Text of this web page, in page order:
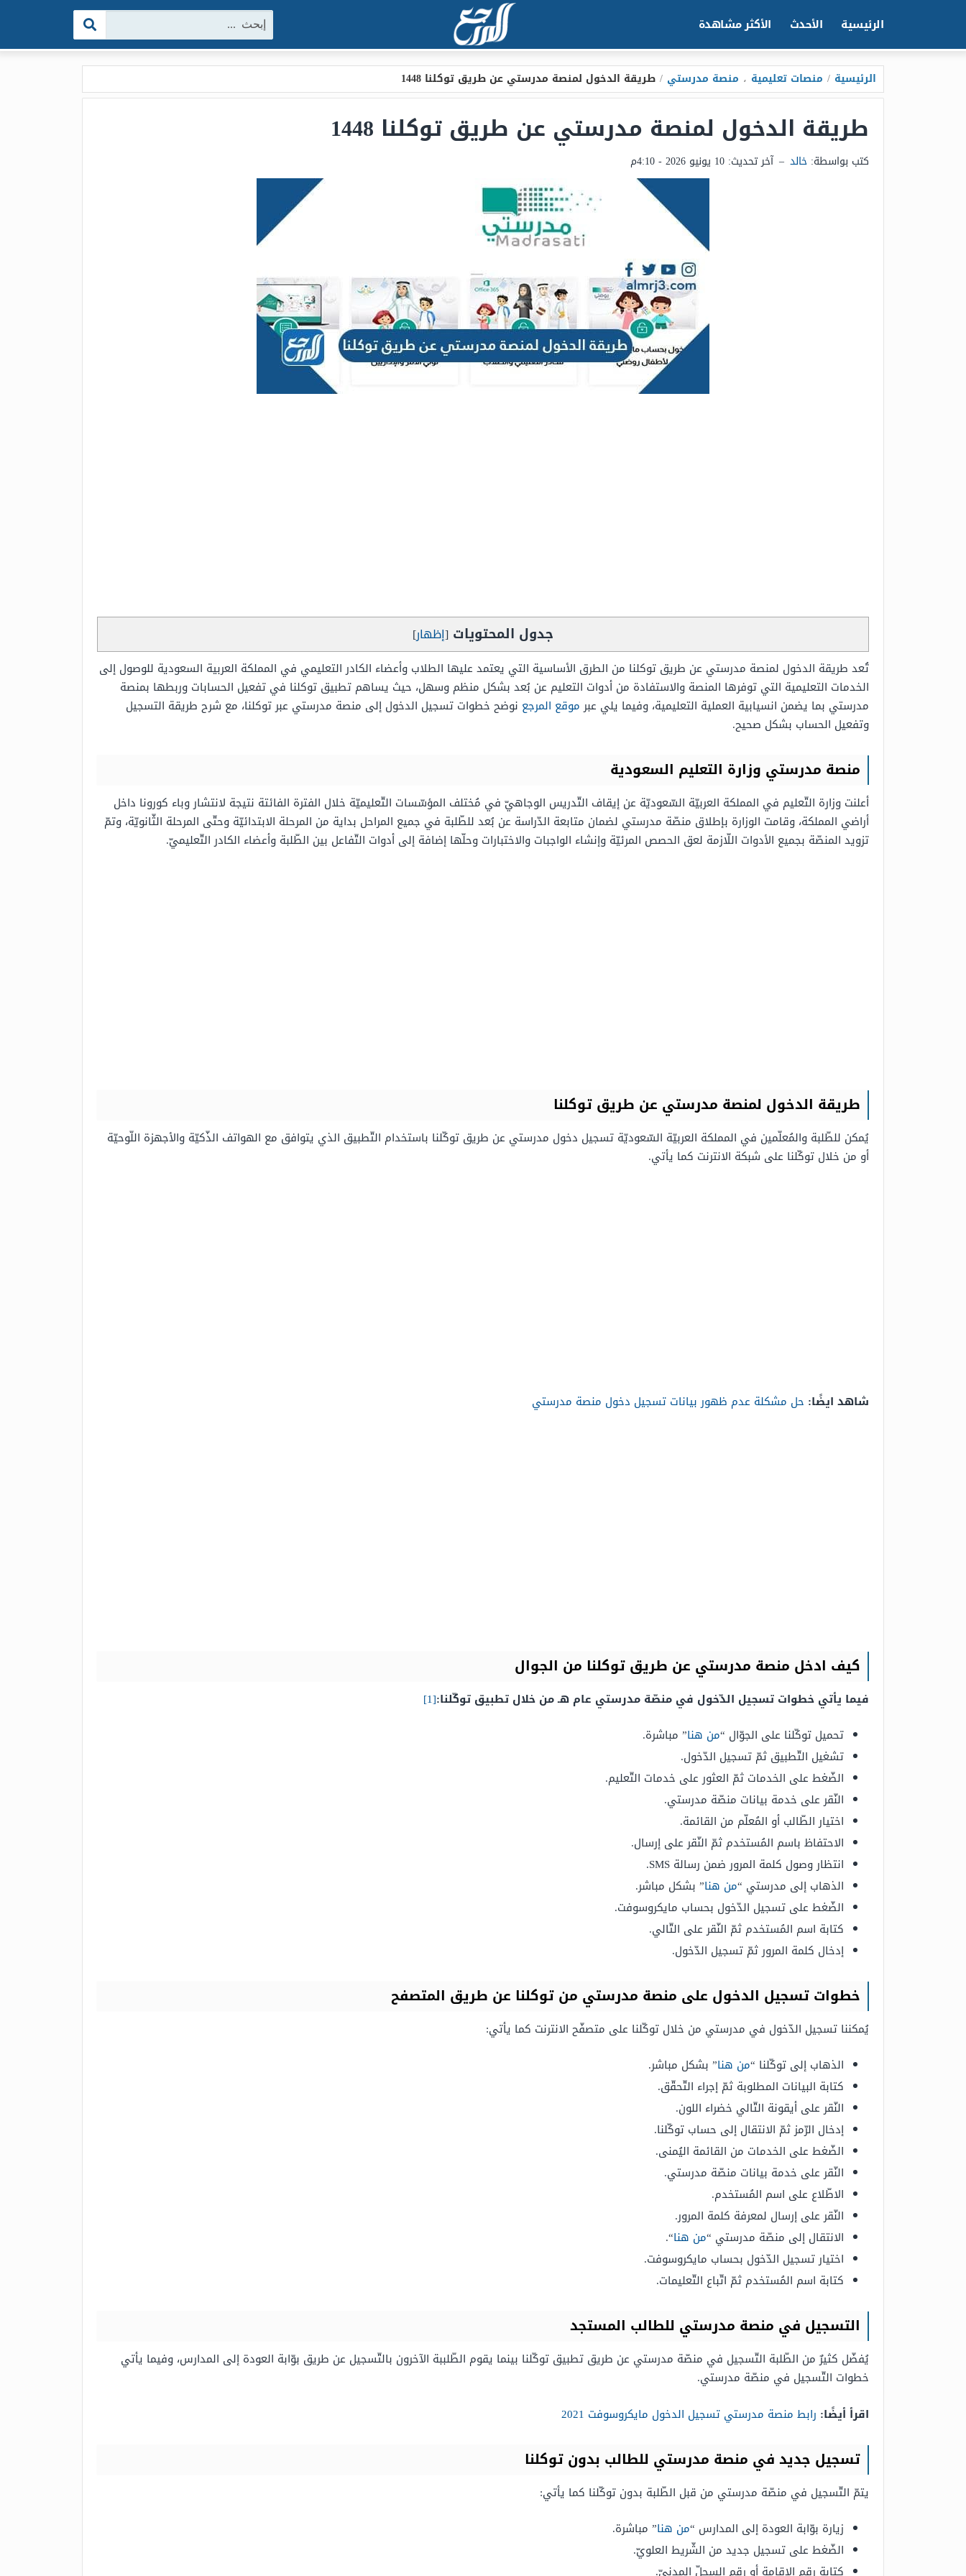
الرئيسية الأحدث الأكثر مشاهدة البحث:
الرئيسية / منصات تعليمية ، منصة مدرستي / طريقة الدخول لمنصة مدرستي عن طريق توكلنا 1448
طريقة الدخول لمنصة مدرستي عن طريق توكلنا 1448
كتب بواسطة: خالد – آخر تحديث: 10 يونيو 2026 - 4:10م
جدول المحتويات [إظهار]
تُعد طريقة الدخول لمنصة مدرستي عن طريق توكلنا من الطرق الأساسية التي يعتمد عليها الطلاب وأعضاء الكادر التعليمي في المملكة العربية السعودية للوصول إلى
الخدمات التعليمية التي توفرها المنصة والاستفادة من أدوات التعليم عن بُعد بشكل منظم وسهل، حيث يساهم تطبيق توكلنا في تفعيل الحسابات وربطها بمنصة
مدرستي بما يضمن انسيابية العملية التعليمية، وفيما يلي عبرموقع المرجع نوضح خطوات تسجيل الدخول إلى منصة مدرستي عبر توكلنا، مع شرح طريقة التسجيل
وتفعيل الحساب بشكل صحيح.
منصة مدرستي وزارة التعليم السعودية
أعلنت وزارة التّعليم في المملكة العربيّة السّعوديّة عن إيقاف التّدريس الوجاهيّ في مُختلف المؤسّسات التّعليميّة خلال الفترة الفائتة نتيجة لانتشار وباء كورونا داخل
أراضي المملكة، وقامت الوزارة بإطلاق منصّة مدرستي لضمان متابعة الدّراسة عن بُعد للطّلبة في جميع المراحل بداية من المرحلة الابتدائيّة وحتّى المرحلة الثّانويّة، وتمّ
تزويد المنصّة بجميع الأدوات اللّازمة لعق الحصص المرئيّة وإنشاء الواجبات والاختبارات وحلّها إضافة إلى أدوات التّفاعل بين الطّلبة وأعضاء الكادر التّعليميّ.
طريقة الدخول لمنصة مدرستي عن طريق توكلنا
يُمكن للطّلبة والمُعلّمين في المملكة العربيّة السّعوديّة تسجيل دخول مدرستي عن طريق توكّلنا باستخدام التّطبيق الذي يتوافق مع الهواتف الذّكيّة والأجهزة اللّوحيّة
أو من خلال توكّلنا على شبكة الانترنت كما يأتي.
شاهد ايضًا: حل مشكلة عدم ظهور بيانات تسجيل دخول منصة مدرستي
كيف ادخل منصة مدرستي عن طريق توكلنا من الجوال
فيما يأتي خطوات تسجيل الدّخول في منصّة مدرستي عام هـ من خلال تطبيق توكّلنا:[1]
تحميل توكّلنا على الجوّال “من هنا” مباشرة.
تشغيل التّطبيق ثمّ تسجيل الدّخول.
الضّغط على الخدمات ثمّ العثور على خدمات التّعليم.
النّقر على خدمة بيانات منصّة مدرستي.
اختيار الطّالب أو المُعلّم من القائمة.
الاحتفاظ باسم المُستخدم ثمّ النّقر على إرسال.
انتظار وصول كلمة المرور ضمن رسالة SMS.
الذهاب إلى مدرستي “من هنا” بشكل مباشر.
الضّغط على تسجيل الدّخول بحساب مايكروسوفت.
كتابة اسم المُستخدم ثمّ النّقر على التّالي.
إدخال كلمة المرور ثمّ تسجيل الدّخول.
خطوات تسجيل الدخول على منصة مدرستي من توكلنا عن طريق المتصفح
يُمكننا تسجيل الدّخول في مدرستي من خلال توكّلنا على متصفّح الانترنت كما يأتي:
الذهاب إلى توكّلنا “من هنا” بشكل مباشر.
كتابة البيانات المطلوبة ثمّ إجراء التّحقّق.
النّقر على أيقونة التّالي خضراء اللون.
إدخال الرّمز ثمّ الانتقال إلى حساب توكّلنا.
الضّغط على الخدمات من القائمة اليُمنى.
النّقر على خدمة بيانات منصّة مدرستي.
الاطّلاع على اسم المُستخدم.
النّقر على إرسال لمعرفة كلمة المرور.
الانتقال إلى منصّة مدرستي “من هنا“.
اختيار تسجيل الدّخول بحساب مايكروسوفت.
كتابة اسم المُستخدم ثمّ اتّباع التّعليمات.
التسجيل في منصة مدرستي للطالب المستجد
يُفضّل كثيرٌ من الطّلبة التّسجيل في منصّة مدرستي عن طريق تطبيق توكّلنا بينما يقوم الطّلببة الآخرون بالتّسجيل عن طريق بوّابة العودة إلى المدارس، وفيما يأتي
خطوات التّسجيل في منصّة مدرستي.
اقرأ أيضًا: رابط منصة مدرستي تسجيل الدخول مايكروسوفت 2021
تسجيل جديد في منصة مدرستي للطالب بدون توكلنا
يتمّ التّسجيل في منصّة مدرستي من قبل الطّلبة بدون توكّلنا كما يأتي:
زيارة بوّابة العودة إلى المدارس “من هنا” مباشرة.
الضّغط على تسجيل جديد من الشّريط العلويّ.
كتابة رقم الإقامة أو رقم السجلّ المدنيّ.